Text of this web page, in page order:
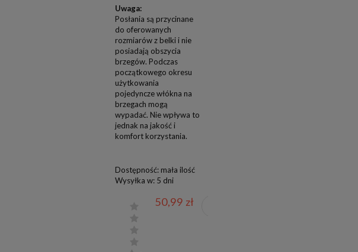
Uwaga:
Posłania są przycinane
do oferowanych
rozmiarów z belki i nie
posiadają obszycia
brzegów. Podczas
początkowego okresu
użytkowania
pojedyncze włókna na
brzegach mogą
wypadać. Nie wpływa to
jednak na jakość i
komfort korzystania.
Dostępność: mała ilość
Wysyłka w: 5 dni
50,99 zł